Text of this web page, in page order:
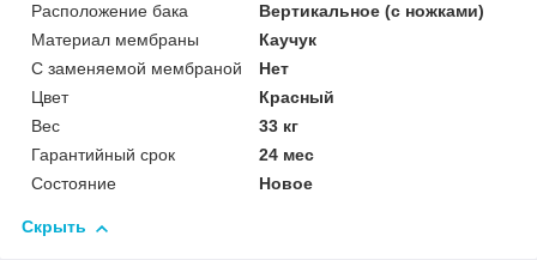
Расположение бака
Вертикальное (с ножками)
Материал мембраны
Каучук
С заменяемой мембраной
Нет
Цвет
Красный
Вес
33 кг
Гарантийный срок
24 мес
Состояние
Новое
Скрыть